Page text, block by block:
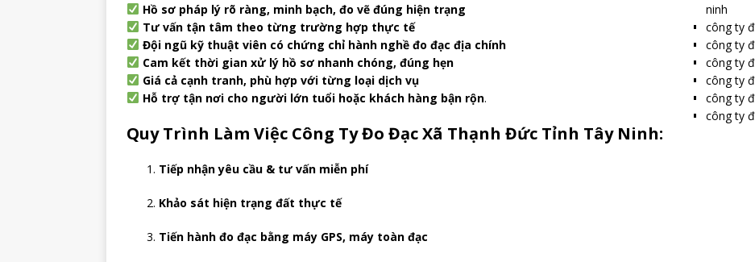
Hồ sơ pháp lý rõ ràng, minh bạch, đo vẽ đúng hiện trạng
Tư vấn tận tâm theo từng trường hợp thực tế
Đội ngũ kỹ thuật viên có chứng chỉ hành nghề đo đạc địa chính
Cam kết thời gian xử lý hồ sơ nhanh chóng, đúng hẹn
Giá cả cạnh tranh, phù hợp với từng loại dịch vụ
Hỗ trợ tận nơi cho người lớn tuổi hoặc khách hàng bận rộn.
Quy Trình Làm Việc Công Ty Đo Đạc Xã Thạnh Đức Tỉnh Tây Ninh:
Tiếp nhận yêu cầu & tư vấn miễn phí
Khảo sát hiện trạng đất thực tế
Tiến hành đo đạc bằng máy GPS, máy toàn đạc
ninh
công ty
công ty
công ty
công ty
công ty
công ty